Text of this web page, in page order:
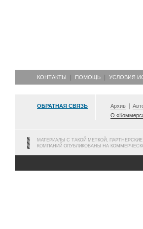
КОНТАКТЫ ПОМОЩЬ УСЛОВИЯ
ОБРАТНАЯ СВЯЗЬ Архив
О
МАТЕРИАЛЫ С ТАКОЙ МЕТКОЙ,
КОМПАНИЙ ОПУБЛИКОВАНЫ НА